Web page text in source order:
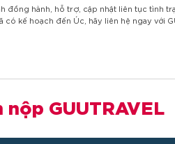
đồng hành, hỗ trợ, cập nhật liên tục tình
kế hoạch đến Úc, hãy liên hệ ngay với
nộp GUUTRAVEL